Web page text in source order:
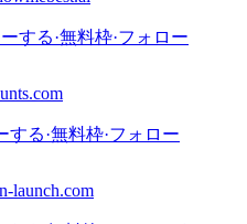
する·無料枠·フォロー
する·無料枠·フォロー
launch.com